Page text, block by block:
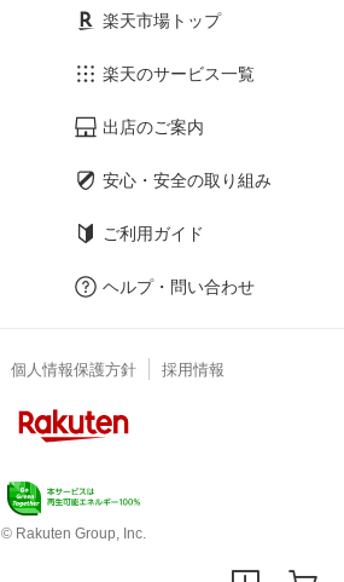
楽天市場トップ
楽天のサービス一覧
出店のご案内
安心・安全の取り組み
ご利用ガイド
ヘルプ・問い合わせ
個人情報保護方針 採用情報
© Rakuten Group, Inc.